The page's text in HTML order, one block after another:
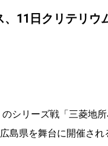
11日クリテリウ
シリーズ戦「三菱地
島県を舞台に開催さ